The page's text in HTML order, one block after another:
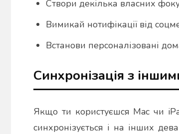
Створи декілька власних
Вимикай нотифікації від
Встанови персоналізовані
Синхронізація з
Якщо ти користуєшся Mac чи
синхронізується і на інших